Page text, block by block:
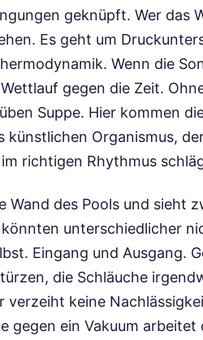
geknüpft. Wer das
Es geht um
Wenn die
gegen die Zeit.
Suppe. Hier kommen
künstlichen Organismus,
richtigen Rhythmus
Wand des Pools und sieht
unterschiedlicher
Eingang und Ausgang.
die Schläuche
verzeiht keine
gegen ein Vakuum